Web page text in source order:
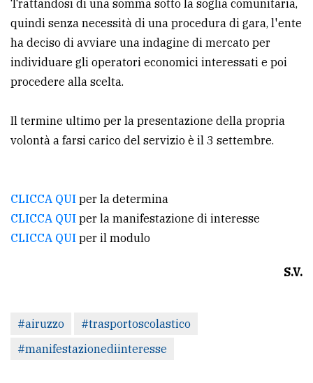
Trattandosi di una somma sotto la soglia comunitaria,
quindi senza necessità di una procedura di gara, l'ente
ha deciso di avviare una indagine di mercato per
individuare gli operatori economici interessati e poi
procedere alla scelta.
Il termine ultimo per la presentazione della propria
volontà a farsi carico del servizio è il 3 settembre.
CLICCA QUI per la determina
CLICCA QUI per la manifestazione di interesse
CLICCA QUI per il modulo
S.V.
#airuzzo
#trasportoscolastico
#manifestazionediinteresse